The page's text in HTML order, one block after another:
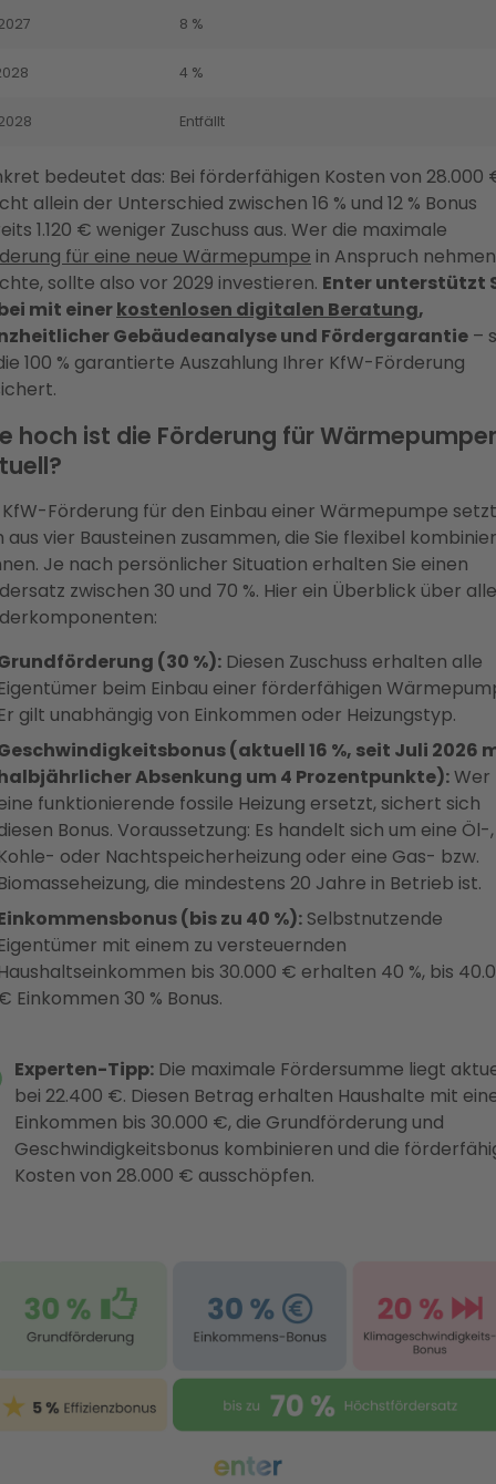
8 %
4 %
Entfällt
bedeutet das: Bei förderfähigen Kosten von 28.000
allein der Unterschied zwischen 16 % und 12 % Bonus
1.120 € weniger Zuschuss aus. Wer die maximale
für eine neue Wärmepumpe in Anspruch nehmen
sollte also vor 2029 investieren. Enter unterstützt
mit einerkostenlosen digitalen Beratung,
Gebäudeanalyse und Fördergarantie –
100 % garantierte Auszahlung Ihrer KfW-Förderung
hoch ist die Förderung für
KfW-Förderung für den Einbau einer Wärmepumpe setzt
aus vier Bausteinen zusammen, die Sie flexibel
Je nach persönlicher Situation erhalten Sie einen
zwischen 30 und 70 %. Hier ein Überblick über alle
(30 %): Diesen Zuschuss erhalten alle
beim Einbau einer förderfähigen
gilt unabhängig von Einkommen oder Heizungstyp.
(aktuell 16 %, seit Juli 2026
Absenkung um 4 Prozentpunkte):Wer
funktionierende fossile Heizung ersetzt, sichert sich
Bonus. Voraussetzung: Es handelt sich um eine Öl-,
oder Nachtspeicherheizung oder eine Gas- bzw.
die mindestens 20 Jahre in Betrieb ist.
(bis zu 40 %): Selbstnutzende
mit einem zu versteuernden
bis 30.000 € erhalten 40 %, bis
Einkommen 30 % Bonus.
Experten-Tipp: Die maximale Fördersumme liegt
bei 22.400 €. Diesen Betrag erhalten Haushalte mit
Einkommen bis 30.000 €, die Grundförderung und
Geschwindigkeitsbonus kombinieren und die
Kosten von 28.000 € ausschöpfen.